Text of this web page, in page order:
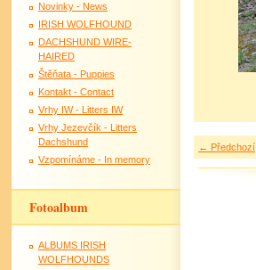
← Předchozí
Novinky - News
IRISH WOLFHOUND
DACHSHUND WIRE-
HAIRED
Štěňata - Puppies
Kontakt - Contact
Vrhy IW - Litters IW
Vrhy Jezevčík - Litters
Dachshund
Vzpomínáme - In memory
Fotoalbum
ALBUMS IRISH
WOLFHOUNDS